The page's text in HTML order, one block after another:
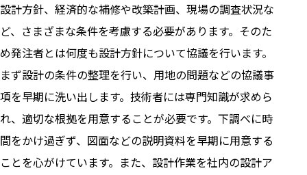
設計方針、経済的な補修や改築計画、現場の調査状況な
ど、さまざまな条件を考慮する必要があります。そのた
め発注者とは何度も設計方針について協議を行います。
まず設計の条件の整理を行い、用地の問題などの協議事
項を早期に洗い出します。技術者には専門知識が求めら
れ、適切な根拠を用意することが必要です。下調べに時
間をかけ過ぎず、図面などの説明資料を早期に用意する
ことを心がけています。また、設計作業を社内の設計ア